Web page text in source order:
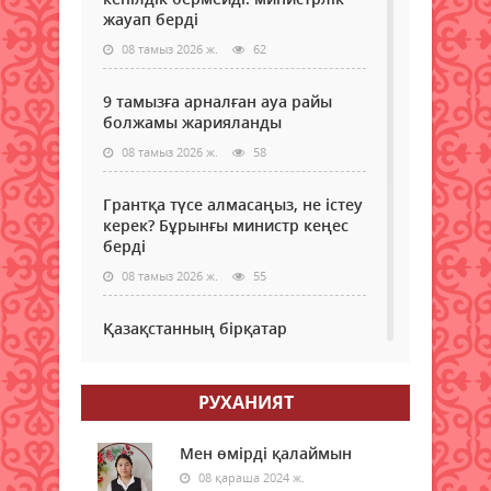
күтіп
тұр,
ауа
+42
әл-
әсер
ұзақ
жауап берді
08 тамыз 2026 ж. 62
9 тамызға арналған ауа райы
болжамы жарияланды
08 тамыз 2026 ж. 58
Грантқа түсе алмасаңыз, не істеу
керек? Бұрынғы министр кеңес
берді
08 тамыз 2026 ж. 55
Қазақстанның бірқатар
08 тамыз 2026 ж. 58
Елімізде бір тәулікте үш орман
өрті тіркелді
РУХАНИЯТ
Мен өмірді қалаймын
08 қараша 2024 ж.